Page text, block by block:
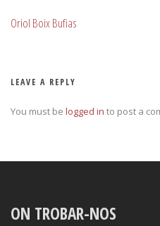
Oriol Boix Bufias
LEAVE A REPLY
You must be logged in to post a
ON TROBAR-NOS